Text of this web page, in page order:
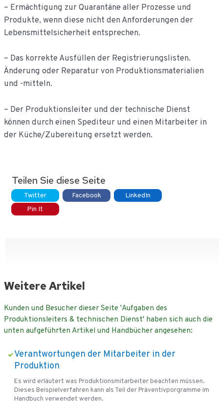
– Ermächtigung zur Quarantäne aller Prozesse und
Produkte, wenn diese nicht den Anforderungen der
Lebensmittelsicherheit entsprechen.
– Das korrekte Ausfüllen der Registrierungslisten.
Änderung oder Reparatur von Produktionsmaterialien
und -mitteln.
– Der Produktionsleiter und der technische Dienst
können durch einen Spediteur und einen Mitarbeiter in
der Küche/Zubereitung ersetzt werden.
Teilen Sie diese Seite
Twitter Facebook
LinkedIn
Pin It
Weitere Artikel
Kunden und Besucher dieser Seite 'Aufgaben des
Produktionsleiters & technischen Dienst' haben sich auch die
unten aufgeführten Artikel und Handbücher angesehen:
Verantwortungen der Mitarbeiter in der
Produktion
Es wird erläutert was Produktionsmitarbeiter beachten müssen.
Dieses Beispielverfahren kann als Teil der Präventivporgramme im
Handbuch verwendet werden.